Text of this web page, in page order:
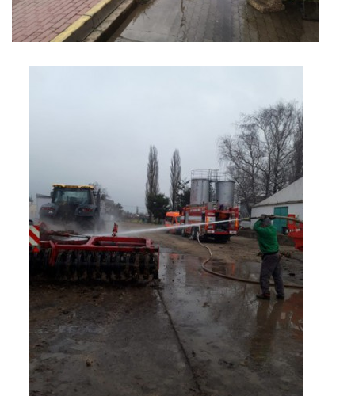
DRUŽSTVO MUŽŮ
DOTACE POSKYTNUTÁ Z ROZPOČTU JIHOMORAVSKÉHO
KRAJE
JEDNOTNÝ SYSTÉM VAROVÁNÍ A VYROZUMĚNÍ
OBYVATELSTVA ČR
VÝBOR SDH
KALENDÁŘ SDH